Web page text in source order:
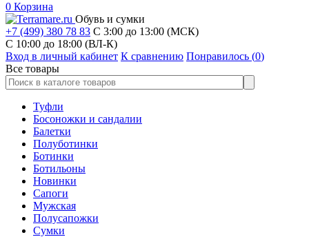
0 Корзина
Обувь и сумки
+7 (499) 380 78 83 С 3:00 до 13:00 (МСК)
C 10:00 до 18:00 (ВЛ-К)
Вход в личный кабинет К сравнению Понравилось (0)
Все товары
Туфли
Босоножки и сандалии
Балетки
Полуботинки
Ботинки
Ботильоны
Новинки
Сапоги
Мужская
Полусапожки
Сумки